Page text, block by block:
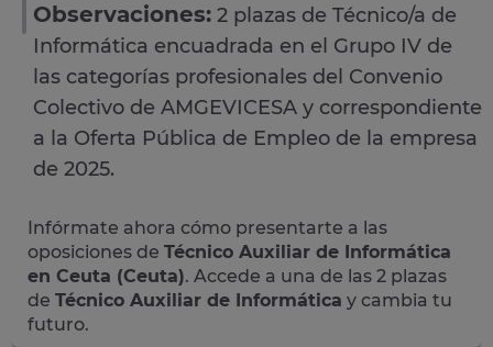
Observaciones: 2 plazas de Técnico/a de
Informática encuadrada en el Grupo IV de
las categorías profesionales del Convenio
Colectivo de AMGEVICESA y correspondiente
a la Oferta Pública de Empleo de la empresa
de 2025.
Infórmate ahora cómo presentarte a las
oposiciones de Técnico Auxiliar de Informática
en Ceuta (Ceuta). Accede a una de las 2 plazas
de Técnico Auxiliar de Informática y cambia tu
futuro.